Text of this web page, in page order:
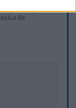
σας ευθύνη. Το
θα